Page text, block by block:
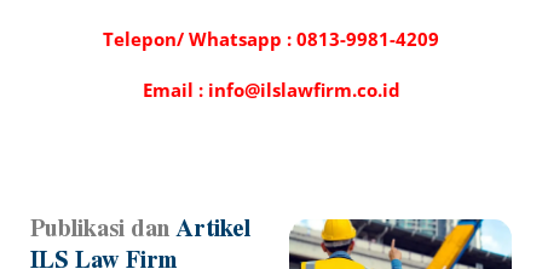
Telepon/ Whatsapp : 0813-9981-4209
Email : info@ilslawfirm.co.id
Publikasi danArtikel
ILS Law Firm
PagePagePagePagePage